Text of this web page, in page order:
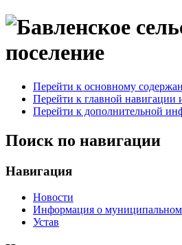
Перейти к основному
Перейти к главной навигации
Перейти к дополнительной
Поиск по навигации
Навигация
Новости
Информация о муниципальном
Устав